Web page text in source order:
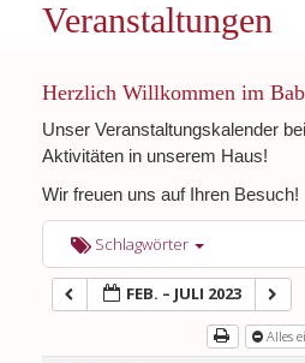
Veranstaltungen
Herzlich Willkommen im
Unser Veranstaltungskalender
Aktivitäten in unserem Haus!
Wir freuen uns auf Ihren Besuch!
Schlagwörter
FEB. – JULI 2023
Alles